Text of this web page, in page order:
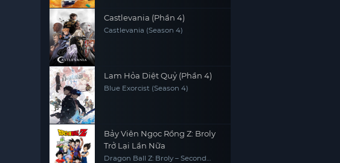
Castlevania (Phần 4)
Castlevania (Season 4)
Lam Hỏa Diệt Quỷ (Phần 4)
Blue Exorcist (Season 4)
Bảy Viên Ngọc Rồng Z: Broly
Trở Lại Lần Nữa
Dragon Ball Z: Broly – Second